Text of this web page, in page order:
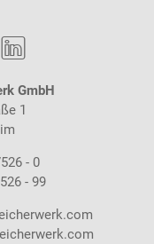

GmbH
1
- 0
- 99